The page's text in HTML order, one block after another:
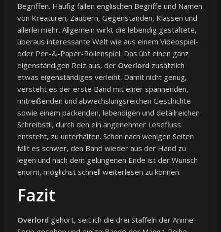
Begriffen. Häufig fallen englischen Begriffe und Namen
von Kreaturen, Zaubern, Gegenständen, Klassen und
allerlei mehr. Allgemein wirkt die lebendig gestaltete,
überaus interessante Welt wie aus einem Videospiel-
oder Pen-&-Paper-Rollenspiel. Das übt einen ganz
eigenständigen Reiz aus, der Overlord zusätzlich
etwas eigenständiges verleiht. Damit nicht genug,
versteht es der erste Band mit einer spannenden,
mitreißenden und abwechslungsreichen Geschichte
sowie einem packenden, lebendigen und detailreichen
Schreibstil, durch den ein angenehmer Lesefluss
entsteht, zu unterhalten. Schon nach wenigen Seiten
fällt es schwer, den Band wieder aus der Hand zu
legen und nach dem gelungenen Ende ist der Wunsch
enorm, möglichst schnell weiterlesen zu können.
Fazit
Overlord gehört, seit ich die drei Staffeln der Anime-